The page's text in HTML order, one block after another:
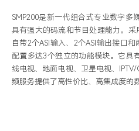
SMP200是新一代组合式专业数字多
具有强大的码流和节目处理能力。采
自带2个ASI输入、2个ASI输出接口
配置多达3个独立的功能模块。它具
线电视、地面电视、卫星电视、
频服务提供了高性价比、高集成度的